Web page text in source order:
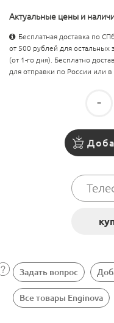
Актуальные цены и
Бесплатная доставка по
от 500 рублей для остальных
(от 1-го дня). Бесплатно
для отправки по России или в
-
Задать вопрос
Все товары Enginova